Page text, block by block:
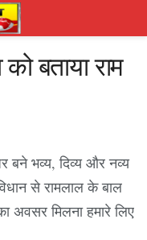
को बताया राम
बने भव्य, दिव्य और नव्य
से रामलाल के बाल
अवसर मिलना हमारे लिए